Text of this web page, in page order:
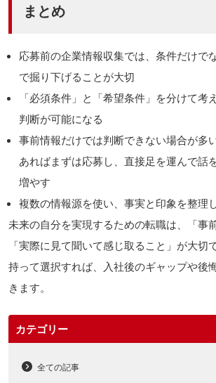
まとめ
応募前の企業情報収集では、条件だけで
で掘り下げることが大切
「必須条件」と「希望条件」を分けて考
判断が可能になる
事前情報だけでは判断できない場合が多
あればまずは応募し、直接足を運んで話
増やす
複数の情報源を使い、事実と印象を整理
未来の自分を実現するための転職は、「事
「実際に見て聞いて感じ取ること」が大切
持って選択すれば、入社後のギャップや後
きます。
カテゴリー
全ての記事